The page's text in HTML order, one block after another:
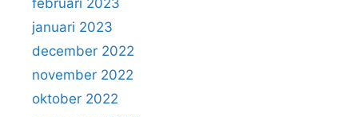
februari 2023
januari 2023
december 2022
november 2022
oktober 2022